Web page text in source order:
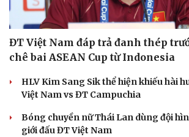
ĐT Việt Nam đáp trả đanh thép
chê bai ASEAN Cup từ Indonesia
HLV Kim Sang Sik thể hiện khiếu hài
Việt Nam vs ĐT Campuchia
Bóng chuyền nữ Thái Lan dùng đội
giới đấu ĐT Việt Nam